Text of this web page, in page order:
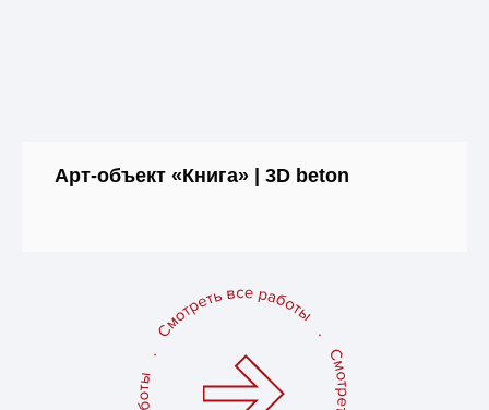
Арт-объект «Книга» | 3D beton